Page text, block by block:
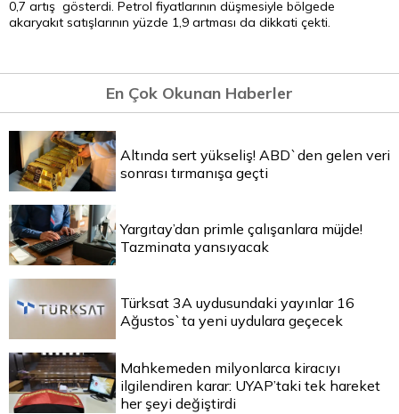
0,7 artış gösterdi. Petrol fiyatlarının düşmesiyle bölgede
akaryakıt satışlarının yüzde 1,9 artması da dikkati çekti.
En Çok Okunan Haberler
Altında sert yükseliş! ABD`den gelen veri
sonrası tırmanışa geçti
Yargıtay’dan primle çalışanlara müjde!
Tazminata yansıyacak
Türksat 3A uydusundaki yayınlar 16
Ağustos`ta yeni uydulara geçecek
Mahkemeden milyonlarca kiracıyı
ilgilendiren karar: UYAP’taki tek hareket
her şeyi değiştirdi